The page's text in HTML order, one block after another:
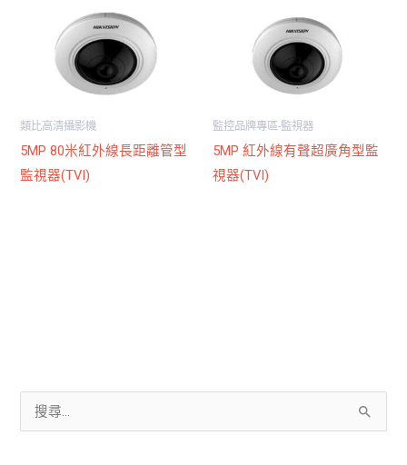
類比高清攝影機
5MP 80米紅外線長距離管型
監視器(TVI)
監控品牌專區-監視器
5MP 紅外線有聲超廣角型監
視器(TVI)